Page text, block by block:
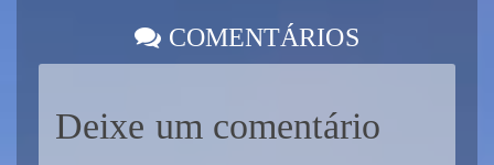
COMENTÁRIOS
Deixe um comentário